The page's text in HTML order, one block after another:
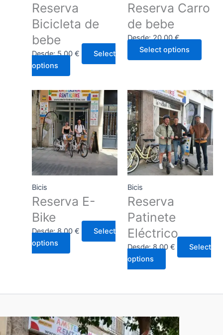
Reserva
Bicicleta de
bebe
Desde:5,00 €
Select
options
Reserva Carro
de bebe
Desde:20,00€
Select options
Bicis
Reserva E-
Bike
Desde:8,00 €
Select
options
Bicis
Reserva
Patinete
Eléctrico
Desde:8,00 €
Select
options